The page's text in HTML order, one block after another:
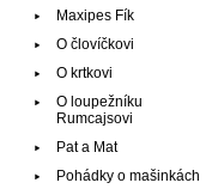
Maxipes Fík
O človíčkovi
O krtkovi
O loupežníku
Rumcajsovi
Pat a Mat
Pohádky o mašinkách